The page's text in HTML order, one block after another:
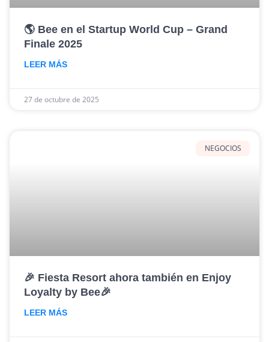
🌎 Bee en el Startup World Cup – Grand
Finale 2025
LEER MÁS
27 de octubre de 2025
NEGOCIOS
🎉 Fiesta Resort ahora también en Enjoy
Loyalty by Bee🎉
LEER MÁS